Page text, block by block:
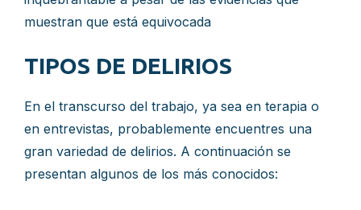
muestran que está equivocada
TIPOS DE DELIRIOS
En el transcurso del trabajo, ya sea en terapia o
en entrevistas, probablemente encuentres una
gran variedad de delirios. A continuación se
presentan algunos de los más conocidos: